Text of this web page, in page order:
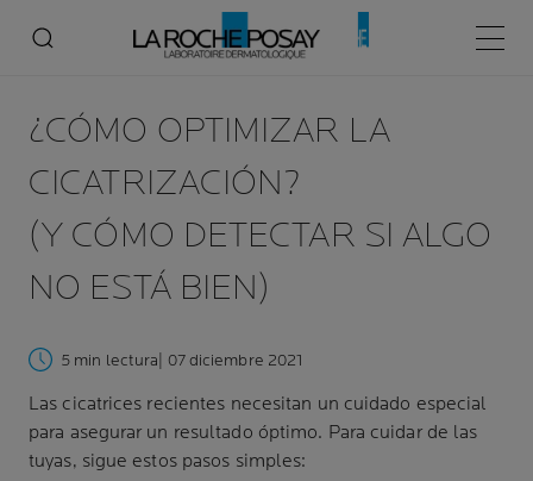
Menú
¿CÓMO OPTIMIZAR LA
CICATRIZACIÓN?
(Y CÓMO DETECTAR SI ALGO
NO ESTÁ BIEN)
5 min lectura | 07 diciembre 2021
Las cicatrices recientes necesitan un cuidado especial
para asegurar un resultado óptimo. Para cuidar de las
tuyas, sigue estos pasos simples: